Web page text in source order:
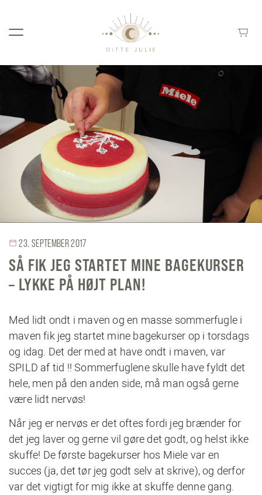
23. SEPTEMBER 2017
SÅ FIK JEG STARTET MINE BAGEKURSER
– LYKKE PÅ HØJT PLAN!
Med lidt ondt i maven og en masse sommerfugle i
maven fik jeg startet mine bagekurser op i torsdags
og idag. Det der med at have ondt i maven, var
SPILD af tid !! Sommerfuglene skulle have fyldt det
hele, men på den anden side, må man også gerne
være lidt nervøs!
Når jeg er nervøs er det oftes fordi jeg brænder for
det jeg laver og gerne vil gøre det godt, og helst ikke
skuffe! De første bagekurser hos Miele var en
succes (ja, det tør jeg godt selv at skrive), og derfor
var det vigtigt for mig ikke at skuffe denne gang.